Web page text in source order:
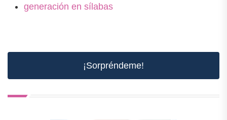
generación en sílabas
¡Sorpréndeme!